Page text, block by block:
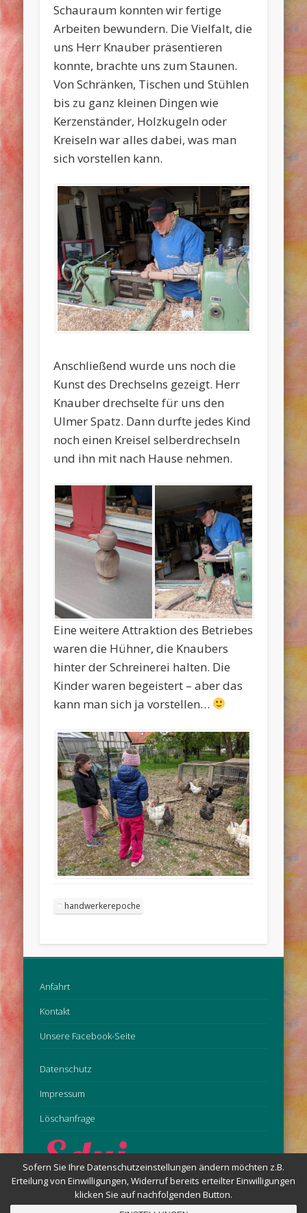
Schauraum konnten wir fertige
Arbeiten bewundern. Die Vielfalt, die
uns Herr Knauber präsentieren
konnte, brachte uns zum Staunen.
Von Schränken, Tischen und Stühlen
bis zu ganz kleinen Dingen wie
Kerzenständer, Holzkugeln oder
Kreiseln war alles dabei, was man
sich vorstellen kann.
Anschließend wurde uns noch die
Kunst des Drechselns gezeigt. Herr
Knauber drechselte für uns den
Ulmer Spatz. Dann durfte jedes Kind
noch einen Kreisel selberdrechseln
und ihn mit nach Hause nehmen.
Eine weitere Attraktion des Betriebes
waren die Hühner, die Knaubers
hinter der Schreinerei halten. Die
Kinder waren begeistert – aber das
kann man sich ja vorstellen…
handwerkerepoche
Anfahrt
Kontakt
Unsere Facebook-Seite
Datenschutz
Impressum
Löschanfrage
Sofern Sie Ihre Datenschutzeinstellungen ändern möchten z.B.
Erteilung von Einwilligungen, Widerruf bereits erteilter Einwilligungen
klicken Sie auf nachfolgenden Button.